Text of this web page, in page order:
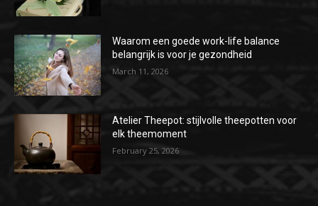
Waarom een goede work-life balance
belangrijk is voor je gezondheid
March 11, 2026
Atelier Theepot: stijlvolle theepotten voor
elk theemoment
February 25, 2026